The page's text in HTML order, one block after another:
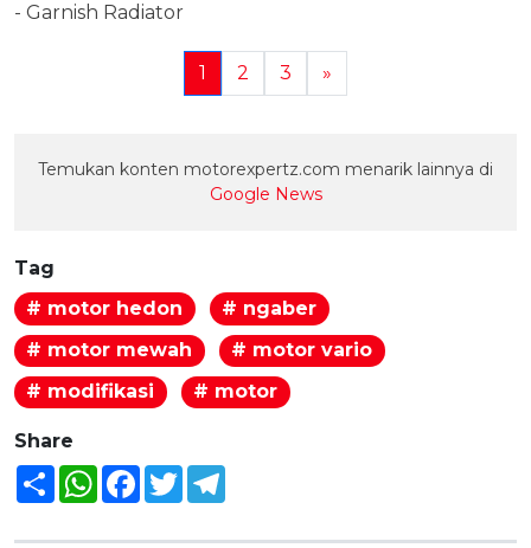
- Garnish Radiator
1 2 3 »
Temukan konten motorexpertz.com menarik lainnya di
Google News
Tag
# motor hedon
# ngaber
# motor mewah
# motor vario
# modifikasi
# motor
Share
Share WhatsAppFacebook
Twitter